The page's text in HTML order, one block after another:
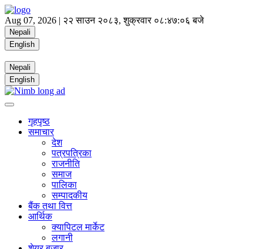
Aug 07, 2026 | २२ साउन २०८३, शुक्रवार ०८:४७:०७ बजे
Nepali
English
Nepali
English
गृहपृष्ठ
समाचार
देश
पत्रपत्रिका
राजनीति
समाज
पालिका
सम्पादकीय
बैंक तथा वित्त
आर्थिक
क्यापिटल मार्केट
लगानी